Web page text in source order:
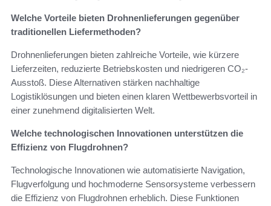
Welche Vorteile bieten Drohnenlieferungen gegenüber
traditionellen Liefermethoden?
Drohnenlieferungen bieten zahlreiche Vorteile, wie kürzere
Lieferzeiten, reduzierte Betriebskosten und niedrigeren CO₂-
Ausstoß. Diese Alternativen stärken nachhaltige
Logistiklösungen und bieten einen klaren Wettbewerbsvorteil in
einer zunehmend digitalisierten Welt.
Welche technologischen Innovationen unterstützen die
Effizienz von Flugdrohnen?
Technologische Innovationen wie automatisierte Navigation,
Flugverfolgung und hochmoderne Sensorsysteme verbessern
die Effizienz von Flugdrohnen erheblich. Diese Funktionen